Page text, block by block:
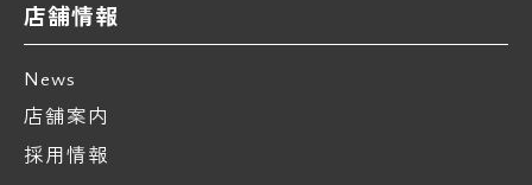
店舗情報
News
店舗案内
採用情報